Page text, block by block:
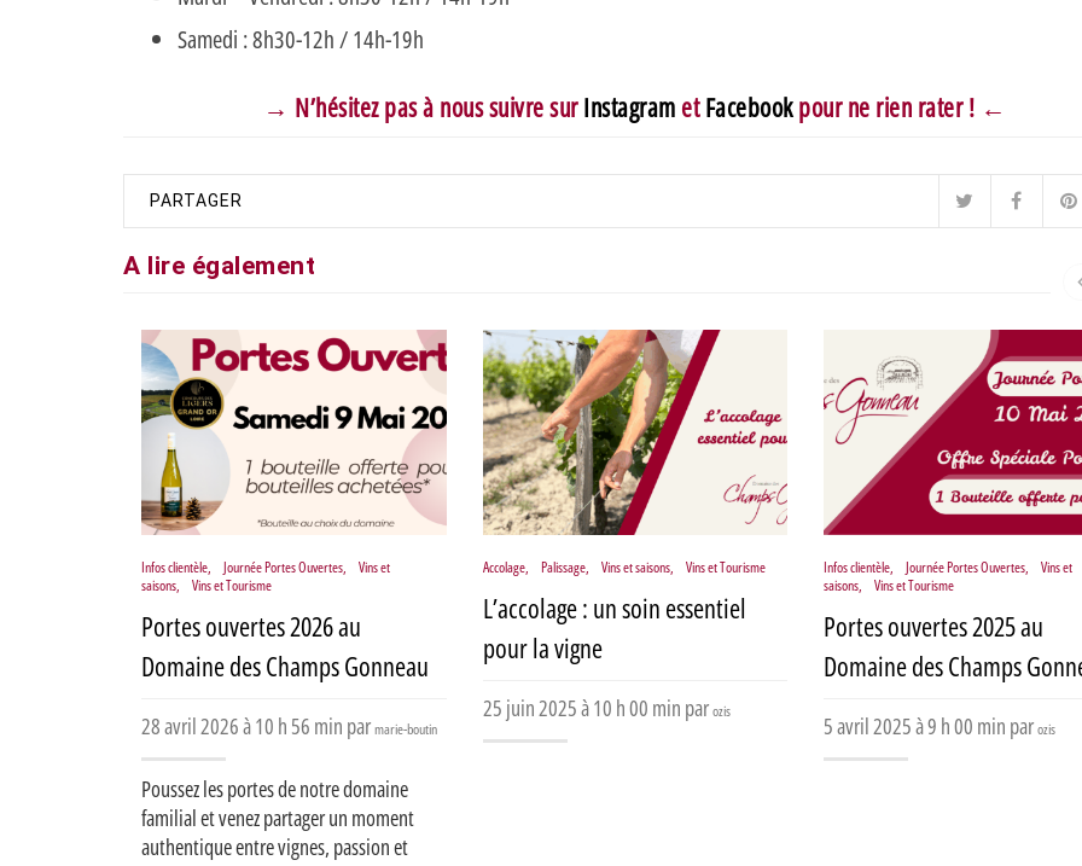
Samedi : 8h30-12h / 14h-19h
→ N’hésitez pas à nous suivre surInstagram etFacebookpour ne rien rater ! ←
PARTAGER
A lire également
Infos clientèle, Journée Portes Ouvertes, Vins et
saisons, Vins et Tourisme
Portes ouvertes 2026 au
Domaine des Champs Gonneau
28 avril 2026 à 10 h 56 min parmarie-boutin
Poussez les portes de notre domaine
familial et venez partager un moment
authentique entre vignes, passion et
Accolage, Palissage, Vins et saisons, Vins et Tourisme
L’accolage : un soin essentiel
pour la vigne
25 juin 2025 à 10 h 00 min parozis
Infos clientèle, Journée Portes Ouvertes, Vins et
saisons, Vins et Tourisme
Portes ouvertes 2025 au
Domaine des Champs
5 avril 2025 à 9 h 00 min parozis